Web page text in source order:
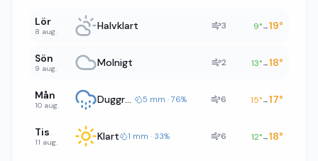
Lör
8 aug. Halvklart 3 9°→19°
Sön
9 aug. Molnigt 2 13°→18°
Mån
10 aug. Duggregn 5 mm · 76% 6 15°→17°
Tis
11 aug. Klart 1 mm · 33% 6 12°→18°